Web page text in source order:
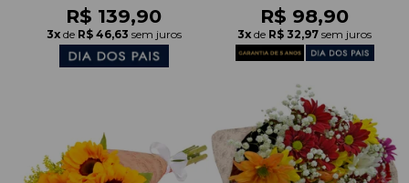
R$ 139,90
3x de R$ 46,63 sem juros
R$ 98,90
3x de R$ 32,97 sem juros